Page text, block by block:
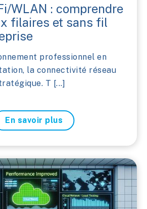
WLAN : comprendre
filaires et sans fil
professionnel en
la connectivité réseau
T [...]
En savoir plus